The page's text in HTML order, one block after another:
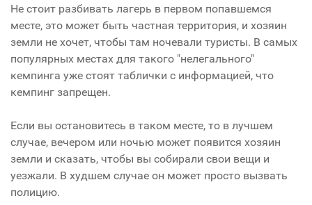
Не стоит разбивать лагерь в первом попавшемся
месте, это может быть частная территория, и хозяин
земли не хочет, чтобы там ночевали туристы. В самых
популярных местах для такого "нелегального"
кемпинга уже стоят таблички с информацией, что
кемпинг запрещен.
Если вы остановитесь в таком месте, то в лучшем
случае, вечером или ночью может появится хозяин
земли и сказать, чтобы вы собирали свои вещи и
уезжали. В худшем случае он может просто вызвать
полицию.